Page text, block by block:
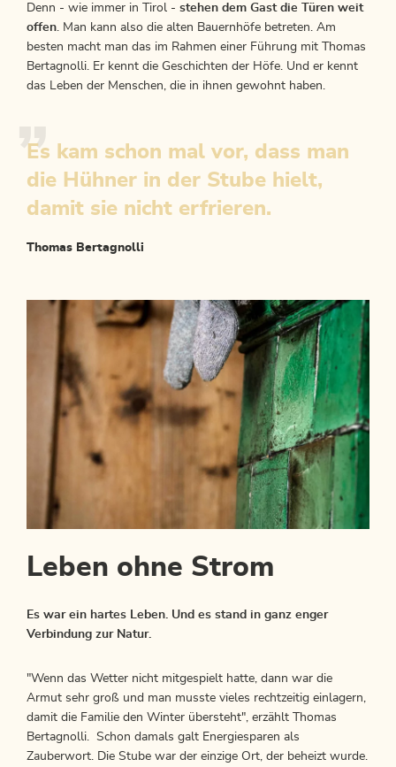
Denn - wie immer in Tirol - stehen dem Gast die Türen weit
offen. Man kann also die alten Bauernhöfe betreten. Am
besten macht man das im Rahmen einer Führung mit Thomas
Bertagnolli. Er kennt die Geschichten der Höfe. Und er kennt
das Leben der Menschen, die in ihnen gewohnt haben.
Es kam schon mal vor, dass man
die Hühner in der Stube hielt,
damit sie nicht erfrieren.
Thomas Bertagnolli
Leben ohne Strom
Es war ein hartes Leben. Und es stand in ganz enger
Verbindung zur Natur.
"Wenn das Wetter nicht mitgespielt hatte, dann war die
Armut sehr groß und man musste vieles rechtzeitig einlagern,
damit die Familie den Winter übersteht", erzählt Thomas
Bertagnolli. Schon damals galt Energiesparen als
Zauberwort. Die Stube war der einzige Ort, der beheizt wurde.